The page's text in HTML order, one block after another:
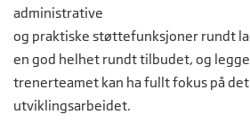
administrative
og praktiske støttefunksjoner rundt
en god helhet rundt tilbudet, og
trenerteamet kan ha fullt fokus på
utviklingsarbeidet.